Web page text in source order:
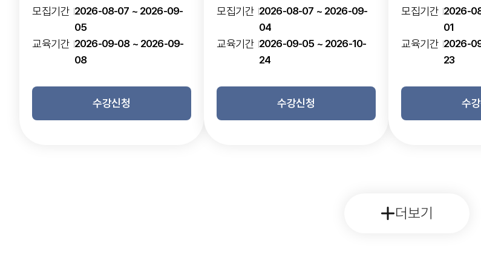
모집기간 2026-08-07 ~ 2026-09-
05
교육기간 2026-09-08 ~ 2026-09-
08
수강신청
모집기간 2026-08-07 ~ 2026-09-
04
교육기간 2026-09-05 ~ 2026-10-
24
수강신청
모집기간 2026-
01
교육기간 2026-
23
수
더보기